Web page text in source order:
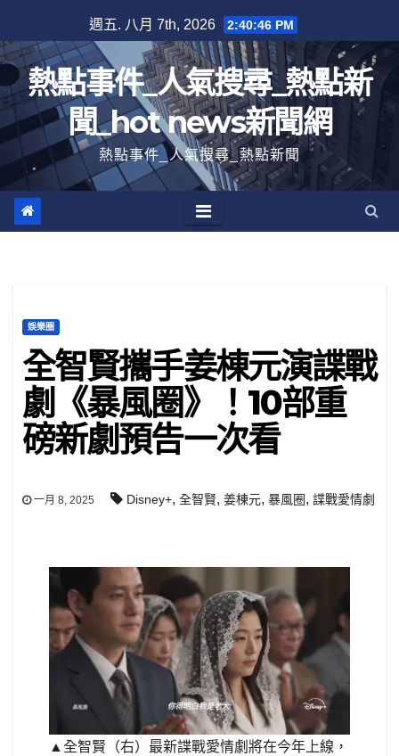
至
內
容
週五. 八月 7th, 2026 2:40:47 PM
熱點事件_人氣搜尋_熱點新
聞_hot news新聞網
熱點事件_人氣搜尋_熱點新聞
娛樂圈
全智賢攜手姜棟元演諜戰
劇《暴風圈》！10部重
磅新劇預告一次看
一月 8, 2025 Disney+, 全智賢, 姜棟元, 暴風圈, 諜戰愛情劇
▲全智賢（右）最新諜戰愛情劇將在今年上線，